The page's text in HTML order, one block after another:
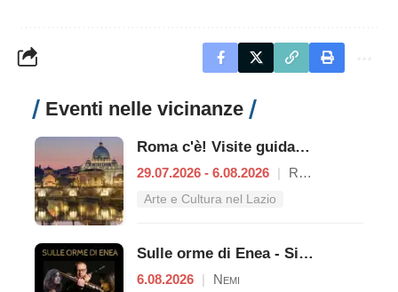
Eventi nelle vicinanze
Roma c'è! Visite guidate (anche per bambini) dal 29 luglio al 6 agosto 2026
29.07.2026 - 6.08.2026 | Roma
Arte e Cultura nel Lazio
Sulle orme di Enea - Singing Routes
6.08.2026 | Nemi